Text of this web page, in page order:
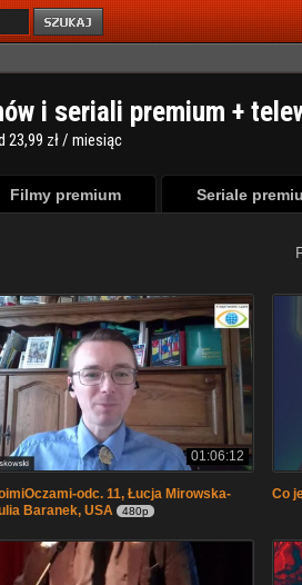
i seriali premium +
23,99 zł / miesiąc
Filmy premium Seriale
01:06:12
odc. 11, Łucja Mirowska-
Baranek, USA
480p
Co